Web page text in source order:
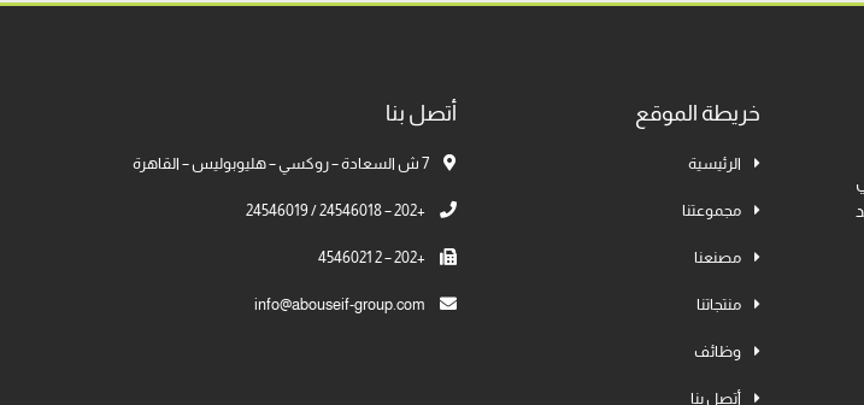
خريطة الموقع
الرئيسية
مجموعتنا
مصنعنا
منتجاتنا
وظائف
أتصل بنا
أتصل بنا
7 ش السعادة – روكسي – هليوبوليس – القاهرة
+202 – 24546018 / 24546019
+202 – 2 4546021
info@abouseif-group.com